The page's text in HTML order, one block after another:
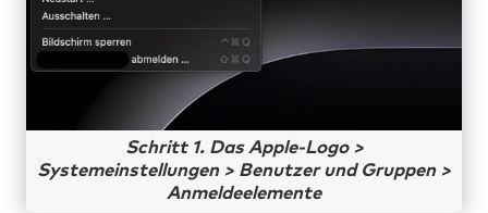
Schritt 1. Das Apple-Logo >
Systemeinstellungen > Benutzer und Gruppen >
Anmeldeelemente